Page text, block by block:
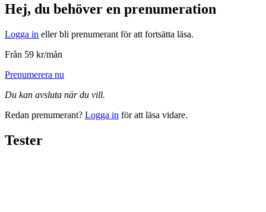
Hej, du behöver en prenumeration
Logga in eller bli prenumerant för att fortsätta läsa.
Från 59 kr/mån
Prenumerera nu
Du kan avsluta när du vill.
Redan prenumerant? Logga in för att läsa vidare.
Tester